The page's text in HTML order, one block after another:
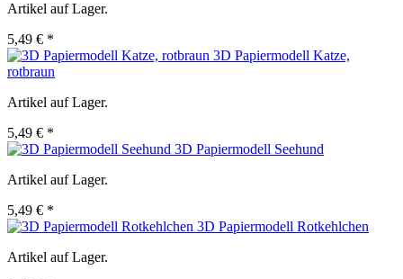
Artikel auf Lager.
5,49 € *
3D Papiermodell Katze,
rotbraun
Artikel auf Lager.
5,49 € *
3D Papiermodell Seehund
Artikel auf Lager.
5,49 € *
3D Papiermodell Rotkehlchen
Artikel auf Lager.